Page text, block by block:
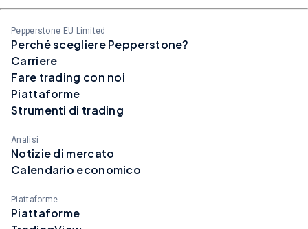
Pepperstone EU Limited
Perché scegliere Pepperstone?
Carriere
Fare trading con noi
Piattaforme
Strumenti di trading
Analisi
Notizie di mercato
Calendario economico
Piattaforme
Piattaforme